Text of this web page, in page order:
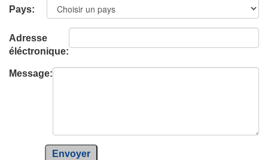
Pays:
Adresse
éléctronique:
Message:
Envoyer